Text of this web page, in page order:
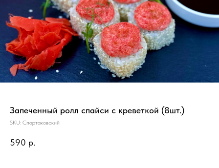
Запеченный ролл спайси с креветкой (8шт.)
SKU: Спартаковский
590 р.